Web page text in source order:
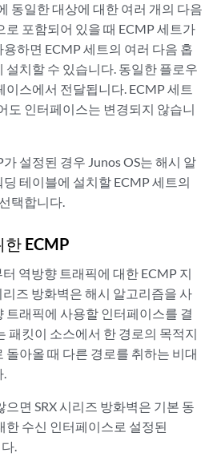
동일한 대상에 대한 여러 개의 다음
로 포함되어 있을 때 ECMP 세트가
하면 ECMP 세트의 여러 다음 홉
설치할 수 있습니다. 동일한 플로우
스에서 전달됩니다. ECMP 세트
도 인터페이스는 변경되지 않습니
설정된 경우 Junos OS는 해시 알
테이블에 설치할 ECMP 세트의
선택합니다.
ECMP
역방향 트래픽에 대한 ECMP 지
리즈 방화벽은 해시 알고리즘을 사
트래픽에 사용할 인터페이스를 결
패킷이 소스에서 한 경로의 목적지
돌아올 때 다른 경로를 취하는 비대
.
면 SRX 시리즈 방화벽은 기본 동
한 수신 인터페이스로 설정된
.